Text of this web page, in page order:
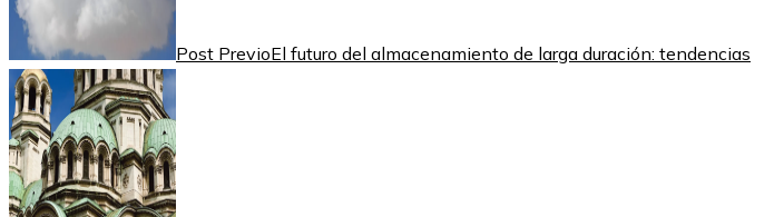
Post PrevioEl futuro del almacenamiento de larga duración: tendencias